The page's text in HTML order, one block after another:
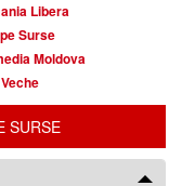
Libera
Surse
Moldova
SURSE